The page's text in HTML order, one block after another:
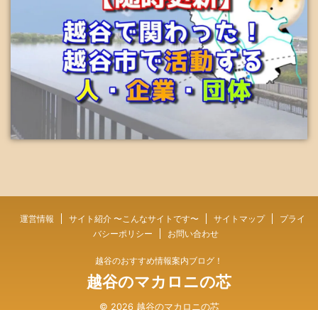
運営情報 サイト紹介 〜こんなサイトです〜 サイトマップ
プライ
バシーポリシー
お問い合わせ
越谷のおすすめ情報案内ブログ！
越谷のマカロニの芯
© 2026 越谷のマカロニの芯